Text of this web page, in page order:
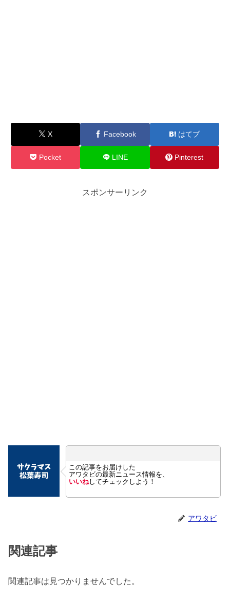
X Facebook はてブ
Pocket LINE Pinterest
スポンサーリンク
この記事をお届けした
アワタビの最新ニュース情報を、
いいねしてチェックしよう！
アワタビ
関連記事
関連記事は見つかりませんでした。